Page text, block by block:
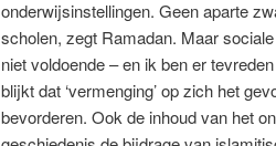
onderwijsinstellingen. Geen aparte
scholen, zegt Ramadan. Maar
niet voldoende – en ik ben er
blijkt dat ‘vermenging’ op zich het
bevorderen. Ook de inhoud van het